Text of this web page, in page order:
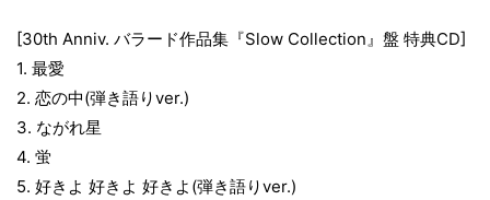
[30th Anniv. バラード作品集『Slow Collection』盤 特典CD]
1. 最愛
2. 恋の中(弾き語りver.)
3. ながれ星
4. 蛍
5. 好きよ 好きよ 好きよ(弾き語りver.)